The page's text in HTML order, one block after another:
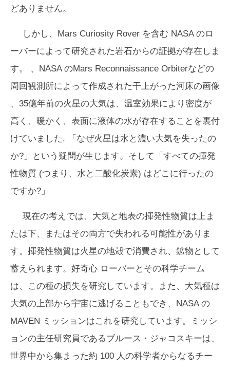
どありません。
しかし、 Mars Curiosity Rover を含む NASA のロ
ーバーによって研究された岩石からの証拠が存在しま
す。 、NASA のMars Reconnaissance Orbiterなどの
周回観測所によって作成された干上がった河床の画像
、35億年前の火星の大気は、温室効果により密度が
高く、暖かく、表面に液体の水が存在することを裏付
けていました. 「なぜ火星は水と濃い大気を失ったの
か?」という疑問が生じます。そして「すべての揮発
性物質 (つまり、水と二酸化炭素) はどこに行ったの
ですか?」
現在の考えでは、大気と地表の揮発性物質は上ま
たは下、またはその両方で失われる可能性がありま
す。揮発性物質は火星の地殻で消費され、鉱物として
蓄えられます。 好奇心 ローバーとその科学チーム
は、この種の損失を研究しています。また、大気種は
大気の上部から宇宙に逃げることもでき、NASA の
MAVEN ミッションはこれを研究しています。ミッシ
ョンの主任研究員であるブルース・ジャコスキーは、
世界中から集まった約 100 人の科学者からなるチー